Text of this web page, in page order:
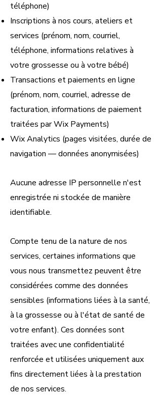
téléphone)
Inscriptions à nos cours, ateliers et
services (prénom, nom, courriel,
téléphone, informations relatives à
votre grossesse ou à votre bébé)
Transactions et paiements en ligne
(prénom, nom, courriel, adresse de
facturation, informations de paiement
traitées par Wix Payments)
Wix Analytics (pages visitées, durée de
navigation — données anonymisées)
Aucune adresse IP personnelle n'est
enregistrée ni stockée de manière
identifiable.
Compte tenu de la nature de nos
services, certaines informations que
vous nous transmettez peuvent être
considérées comme des données
sensibles (informations liées à la santé,
à la grossesse ou à l'état de santé de
votre enfant). Ces données sont
traitées avec une confidentialité
renforcée et utilisées uniquement aux
fins directement liées à la prestation
de nos services.